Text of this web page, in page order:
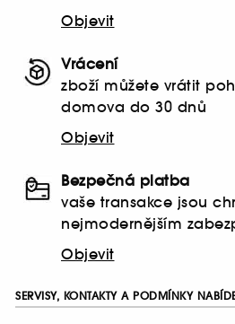
Objevit
Vrácení
zboží můžete vrátit
domova do 30 dnů
Objevit
Bezpečná platba
vaše transakce jsou
nejmodernějším
Objevit
SERVISY, KONTAKTY A PODMÍNKY